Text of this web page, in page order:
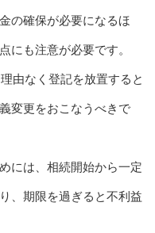
の確保が必要になるほ
にも注意が必要です。
由なく登記を放置すると
変更をおこなうべきで
には、相続開始から一定
、期限を過ぎると不利益